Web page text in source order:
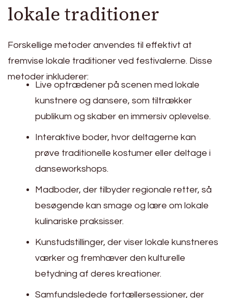
lokale traditioner
Forskellige metoder anvendes til effektivt at
fremvise lokale traditioner ved festivalerne. Disse
metoder inkluderer:
Live optrædener på scenen med lokale
kunstnere og dansere, som tiltrækker
publikum og skaber en immersiv oplevelse.
Interaktive boder, hvor deltagerne kan
prøve traditionelle kostumer eller deltage i
danseworkshops.
Madboder, der tilbyder regionale retter, så
besøgende kan smage og lære om lokale
kulinariske praksisser.
Kunstudstillinger, der viser lokale kunstneres
værker og fremhæver den kulturelle
betydning af deres kreationer.
Samfundsledede fortællersessioner, der